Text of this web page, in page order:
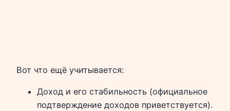
Вот что ещё учитывается:
Доход и его стабильность (официальное
подтверждение доходов приветствуется).